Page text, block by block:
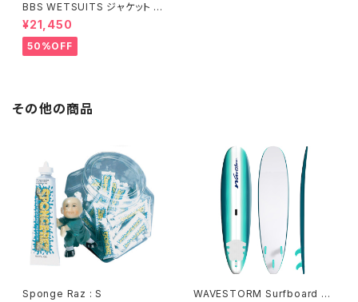
BBS WETSUITS ジャケット 2
mm【アウトレット】
¥21,450
50%OFF
その他の商品
Sponge Raz : S
WAVESTORM Surfboard 7f